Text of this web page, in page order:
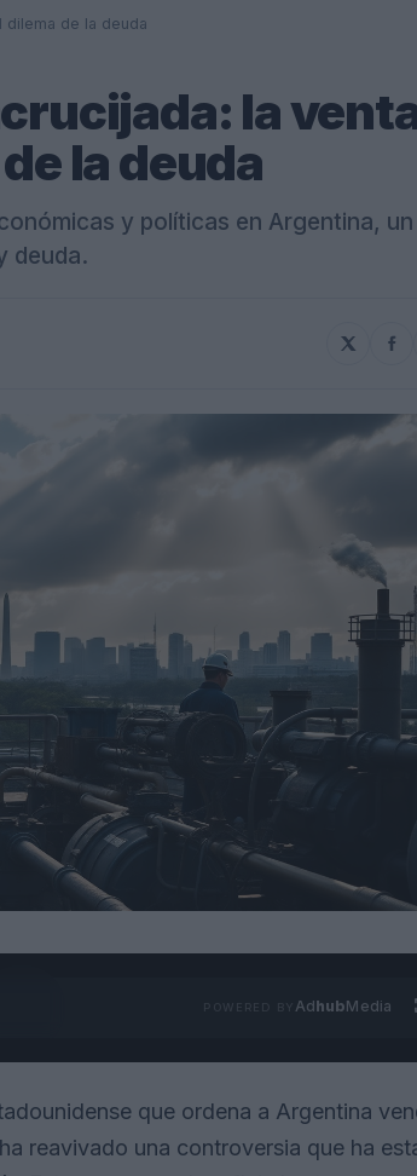
dilema de la deuda
la
la deuda
y políticas en Argentina, un
deuda.
AdhubMedia
que ordena a Argentina
reavivado una controversia que ha